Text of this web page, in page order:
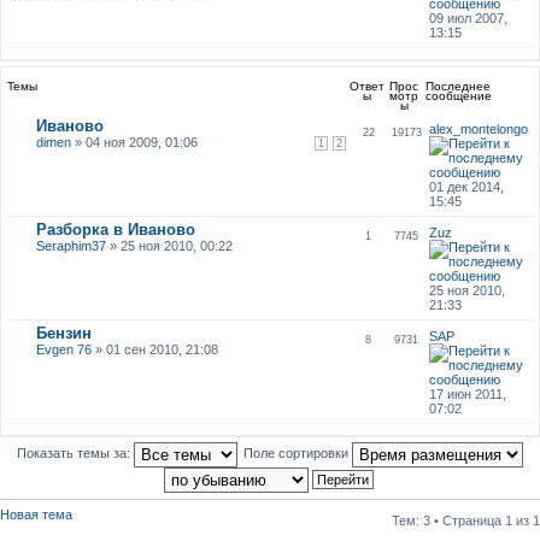
09 июл 2007,
13:15
Темы Ответ
ы
Прос
мотр
ы
Последнее
сообщение
Иваново
1 2
dimen» 04 ноя 2009, 01:06
22 19173 alex_montelongo
01 дек 2014,
15:45
Разборка в Иваново
Seraphim37» 25 ноя 2010, 00:22
1 7745 Zuz
25 ноя 2010,
21:33
Бензин
Evgen 76» 01 сен 2010, 21:08
8 9731 SAP
17 июн 2011,
07:02
Показать темы за: Поле сортировки
Новая тема Тем: 3 • Страница 1 из 1